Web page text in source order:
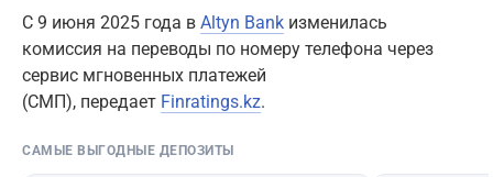
С 9 июня 2025 года в Altyn Bank изменилась
комиссия на переводы по номеру телефона через
сервис мгновенных платежей
(СМП), передает Finratings.kz.
САМЫЕ ВЫГОДНЫЕ ДЕПОЗИТЫ